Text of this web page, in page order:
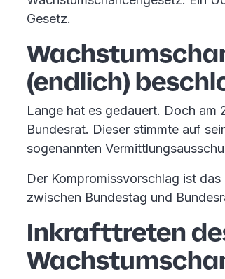
Gesetz.
(endlich)
Lange hat es gedauert. Doch
Bundesrat. Dieser stimmte auf
sogenannten
Der Kompromissvorschlag ist
zwischen Bundestag und
Inkrafttreten